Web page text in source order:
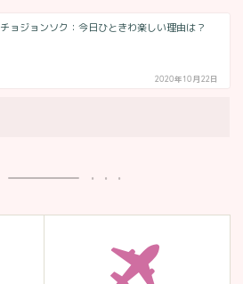
チョジョンソク：今日ひときわ楽しい理由は？
2020年10月22日